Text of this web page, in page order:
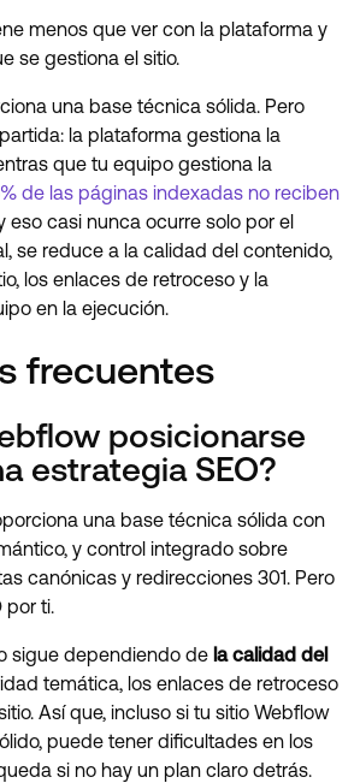
menos que ver con la plataforma y
se gestiona el sitio.
una base técnica sólida. Pero
la plataforma gestiona la
que tu equipo gestiona la
de las páginas indexadas no reciben
eso casi nunca ocurre solo por el
se reduce a la calidad del contenido,
los enlaces de retroceso y la
en la ejecución.
frecuentes
posicionarse
estrategia SEO?
una base técnica sólida con
y control integrado sobre
canónicas y redirecciones 301. Pero
por ti.
sigue dependiendo de la calidad del
temática, los enlaces de retroceso
Así que, incluso si tu sitio Webflow
puede tener dificultades en los
si no hay un plan claro detrás.